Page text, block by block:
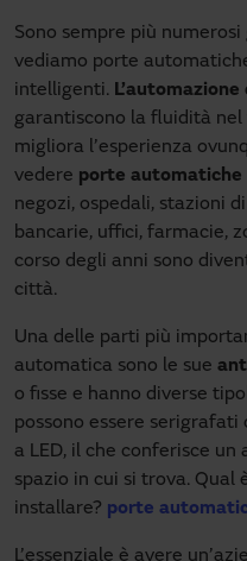
Sono sempre più
vediamo porte
intelligenti.
garantiscono la fluidità
migliora l’esperienza
vedere porte automatiche
negozi, ospedali, stazioni
bancarie, uffici, farmacie,
corso degli anni sono
città.
Una delle parti più
automatica sono le sue
o fisse e hanno diverse
possono essere serigrafati
a LED, il che conferisce
spazio in cui si trova. Qual
installare? porte
L’essenziale è avere